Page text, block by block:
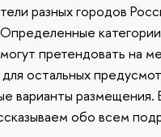
разных городов
Определенные категории
претендовать на
остальных
варианты размещения.
обо всем